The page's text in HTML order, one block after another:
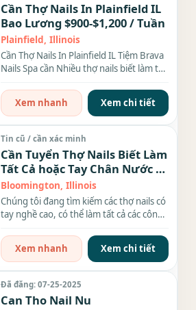
Cần Thợ Nails In Plainfield IL
Bao Lương $900-$1,200 / Tuần
Plainfield, Illinois
Cần Thợ Nails In Plainfield IL Tiệm Brava
Nails Spa cần Nhiều thợ nails biết làm tất
Xem nhanh
Xem chi tiết
Tin cũ / cần xác minh
Cần Tuyển Thợ Nails Biết Làm
Tất Cả hoặc Tay Chân Nước –
Công Việc Lương Cao, Môi
Trường Làm Việc Công Bằng
Bloomington, Illinois
Chúng tôi đang tìm kiếm các thợ nails có
tay nghề cao, có thể làm tất cả các công
Xem nhanh
Xem chi tiết
Đã đăng: 07-25-2025
Can Tho Nail Nu